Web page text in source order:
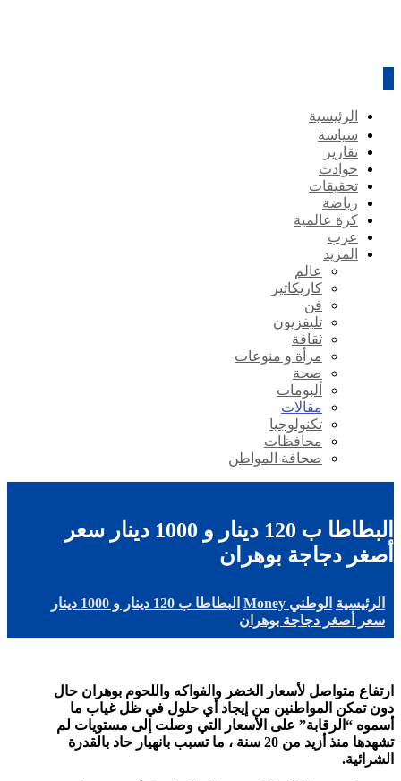
الرئيسية
سياسة
تقارير
حوادث
تحقيقات
رياضة
كرة عالمية
عرب
المزيد
عالم
كاريكاتير
فن
تليفزيون
ثقافة
مرأة و منوعات
صحة
ألبومات
مقالات
تكنولوجيا
محافظات
صحافة المواطن
البطاطا ب 120 دينار و 1000 دينار سعر
أصغر دجاجة بوهران
الرئيسية الوطني Money
البطاطا ب 120 دينار و 1000 دينار
سعر أصغر دجاجة بوهران
ارتفاع متواصل لأسعار الخضر والفواكه واللحوم بوهران حال
دون تمكن المواطنين من إيجاد أي حلول في ظل غياب ما
أسموه “الرقابة” على الأسعار التي وصلت إلى مستويات لم
تشهدها منذ أزيد من 20 سنة ، ما تسبب بانهيار حاد بالقدرة
الشرائية.